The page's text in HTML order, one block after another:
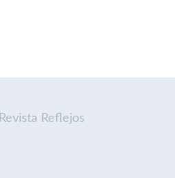
Revista Reflejos